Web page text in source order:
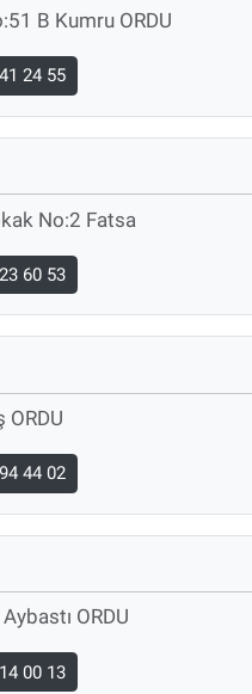
B Kumru ORDU
24 55
No:2 Fatsa
60 53
ORDU
44 02
ORDU
00 13